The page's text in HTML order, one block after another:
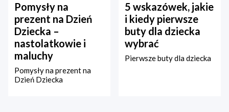
Pomysły na
prezent na Dzień
Dziecka –
nastolatkowie i
maluchy
Pomysły na prezent na
Dzień Dziecka
5 wskazówek, jakie
i kiedy pierwsze
buty dla dziecka
wybrać
Pierwsze buty dla dziecka